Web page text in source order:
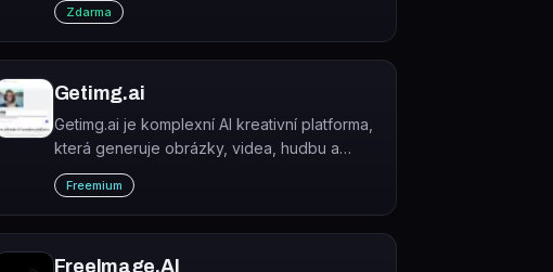
Zdarma
Getimg.ai
Getimg.ai je komplexní AI kreativní platforma,
která generuje obrázky, videa, hudbu a
hlasový výstup z textového popisu v jednom
rozhraní.
Freemium
FreeImage.AI